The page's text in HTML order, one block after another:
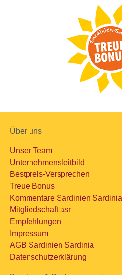
Über uns
Unser Team
Unternehmensleitbild
Bestpreis-Versprechen
Treue Bonus
Kommentare Sardinien Sardinia
Mitgliedschaft asr
Empfehlungen
Impressum
AGB Sardinien Sardinia
Datenschutzerklärung